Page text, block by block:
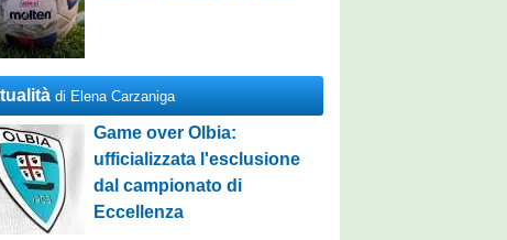
di Elena Carzaniga
Game over Olbia:
ufficializzata l'esclusione
dal campionato di
Eccellenza